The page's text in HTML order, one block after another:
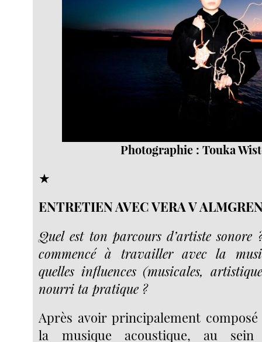
Photographie : Touka
★
ENTRETIEN AVEC VERA V
Quel est ton parcours d’artiste sonore
commencé à travailler avec la
quelles influences (musicales,
nourri ta pratique ?
Après avoir principalement
la musique acoustique, au sein